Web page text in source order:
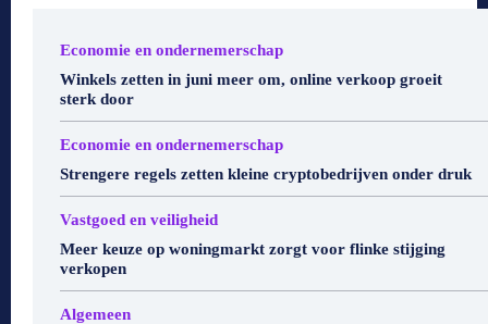
Economie en ondernemerschap
Winkels zetten in juni meer om, online verkoop groeit
sterk door
Economie en ondernemerschap
Strengere regels zetten kleine cryptobedrijven onder druk
Vastgoed en veiligheid
Meer keuze op woningmarkt zorgt voor flinke stijging
verkopen
Algemeen